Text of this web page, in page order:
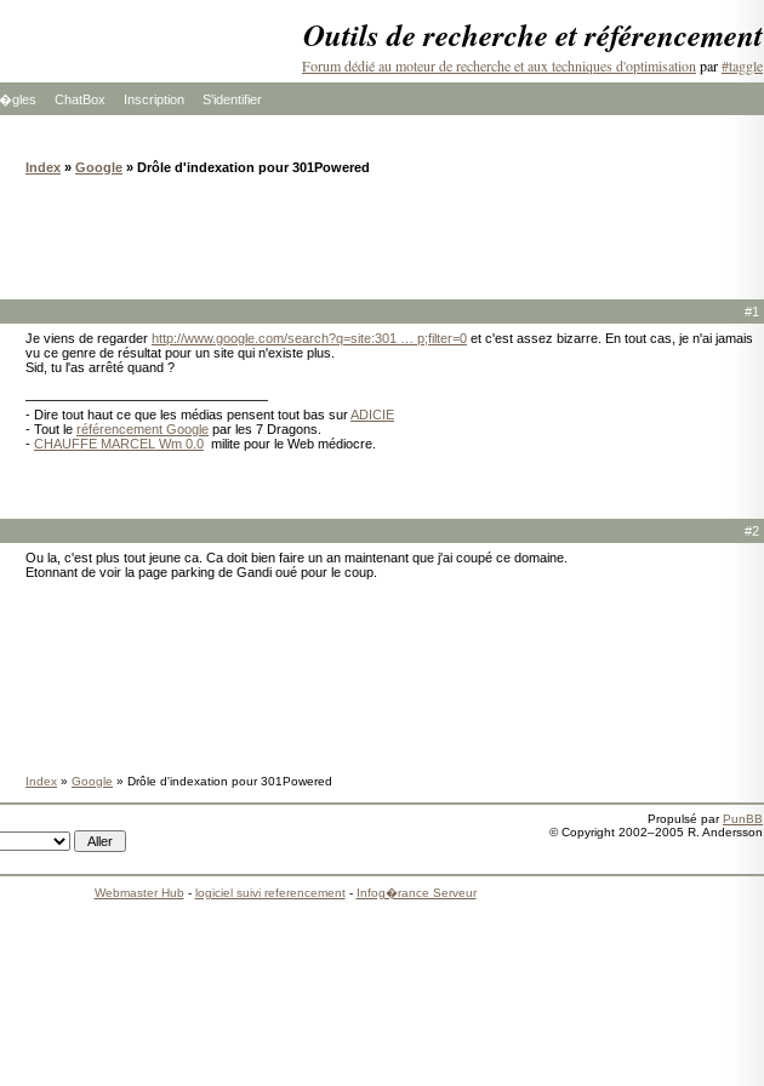
Outils de recherche et référencement
Forum dédié au moteur de recherche et aux techniques d'optimisation par#taggle
ChatBox Inscription S'identifier
Index » Google » Drôle d'indexation pour 301Powered
#1
Je viens de regarder http://www.google.com/search?q=site:301 … p;filter=0 et c'est assez bizarre. En tout cas, je n'ai jamais
vu ce genre de résultat pour un site qui n'existe plus.
Sid, tu l'as arrêté quand ?
- Dire tout haut ce que les médias pensent tout bas surADICIE
- Tout le référencement Google par les 7 Dragons.
- CHAUFFE MARCEL Wm 0.0 milite pour le Web médiocre.
#2
Ou la, c'est plus tout jeune ca. Ca doit bien faire un an maintenant que j'ai coupé ce domaine.
Etonnant de voir la page parking de Gandi oué pour le coup.
Index » Google » Drôle d'indexation pour 301Powered
Propulsé parPunBB
© Copyright 2002–2005 R. Andersson
Webmaster Hub - logiciel suivi referencement- Infog�rance Serveur